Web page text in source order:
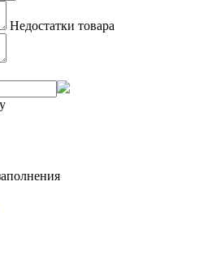
Недостатки товара